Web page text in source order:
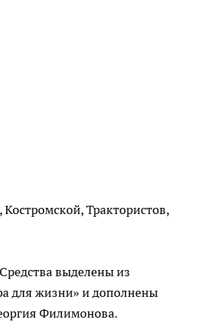
Трактористов,
выделены из
для жизни» и дополнены
Филимонова.